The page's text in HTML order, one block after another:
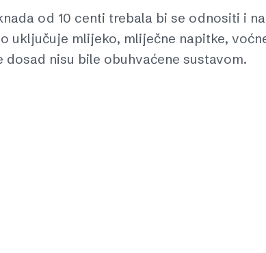
od 10 centi trebala bi se odnositi i na
uključuje mlijeko, mliječne napitke,
nisu bile obuhvaćene sustavom.